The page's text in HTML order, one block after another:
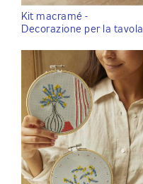
Kit macramé -
Decorazione per la tavola